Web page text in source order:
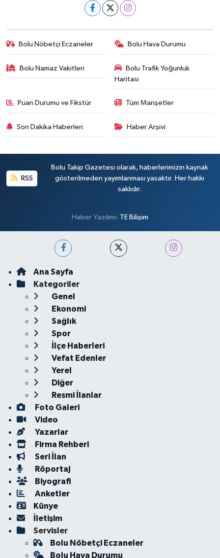
Bolu Nöbetçi Eczaneler Bolu Hava Durumu
Bolu Namaz Vakitleri
Bolu Trafik Yoğunluk
Haritası
Puan Durumu ve Fikstür Tüm Manşetler
Son Dakika Haberleri Haber Arşivi
RSS
Bolu Takip Gazetesi olarak, haberlerimizin kaynak
gösterilmeden yayımlanması yasaktır. Her hakkı
saklıdır.
Haber Yazılımı: TE Bilişim
Ana Sayfa
Kategoriler
Genel
Ekonomi
Sağlık
Spor
İlçe Haberleri
Vefat Edenler
Yerel
Diğer
Resmi İlanlar
Foto Galeri
Video
Yazarlar
Firma Rehberi
Seri İlan
Röportaj
Biyografi
Anketler
Künye
İletişim
Servisler
Bolu Nöbetçi Eczaneler
Bolu Hava Durumu